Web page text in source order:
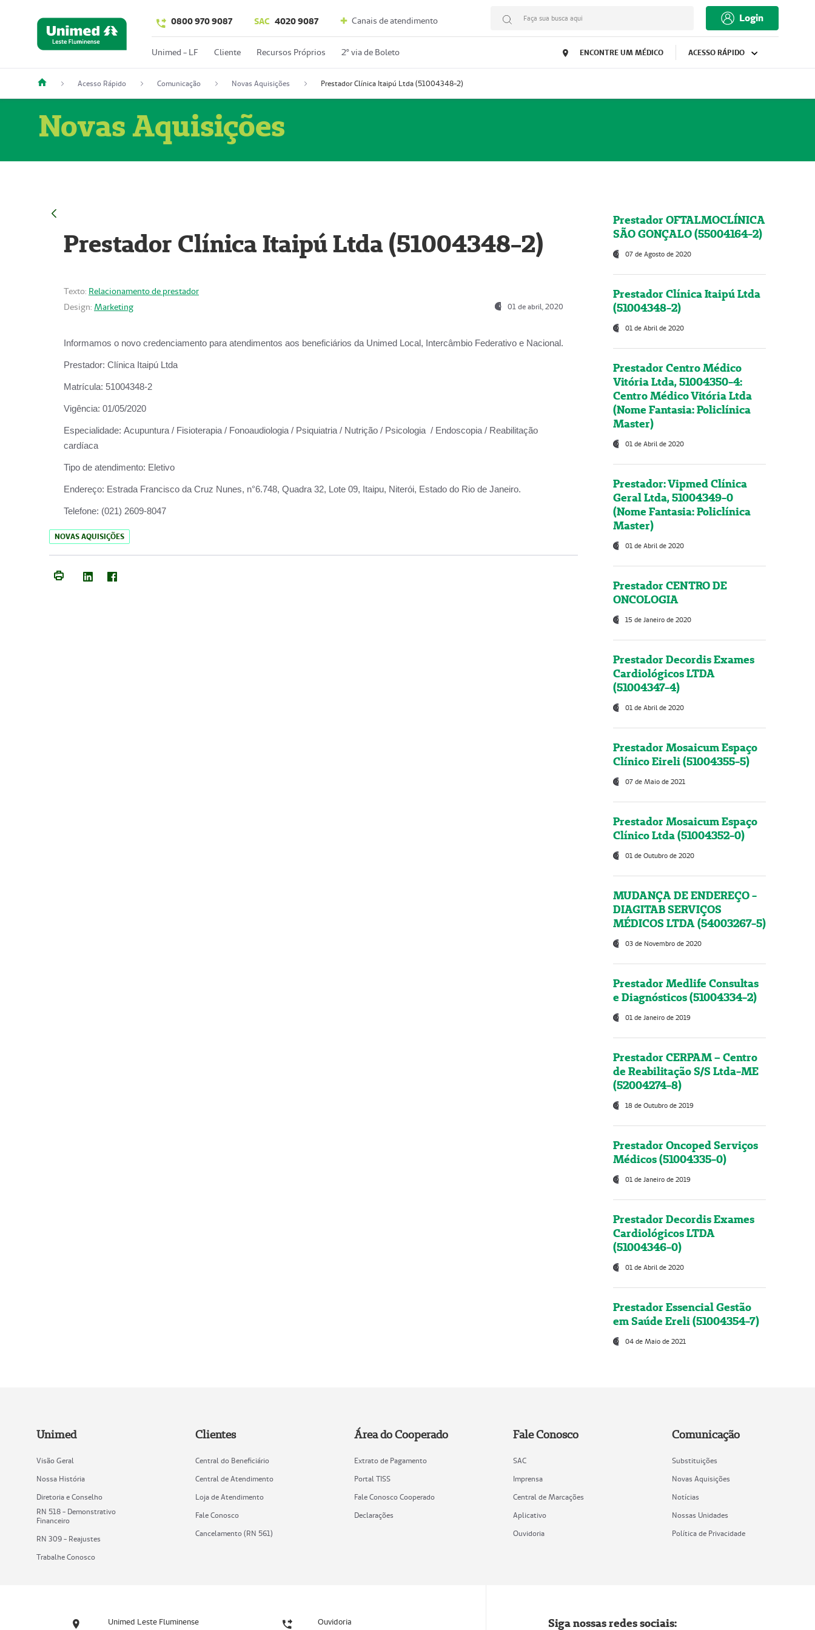
0800 970 9087 SAC 4020 9087 Canais de atendimento Faça sua busca aqui Login
Unimed - LF Cliente Recursos Próprios 2º via de Boleto ENCONTRE UM MÉDICO ACESSO RÁPIDO
Acesso Rápido Comunicação Novas Aquisições Prestador Clínica Itaipú Ltda (51004348-2)
Novas Aquisições
Prestador Clínica Itaipú Ltda (51004348-2)
Texto: Relacionamento de prestador
Design: Marketing 01 de abril, 2020
Informamos o novo credenciamento para atendimentos aos beneficiários da Unimed Local, Intercâmbio Federativo e Nacional.
Prestador: Clínica Itaipú Ltda
Matrícula: 51004348-2
Vigência: 01/05/2020
Especialidade: Acupuntura / Fisioterapia / Fonoaudiologia / Psiquiatria / Nutrição / Psicologia / Endoscopia / Reabilitação
cardíaca
Tipo de atendimento: Eletivo
Endereço: Estrada Francisco da Cruz Nunes, n°6.748, Quadra 32, Lote 09, Itaipu, Niterói, Estado do Rio de Janeiro.
Telefone: (021) 2609-8047
NOVAS AQUISIÇÕES
Prestador OFTALMOCLÍNICA
SÃO GONÇALO (55004164-2)
07 de Agosto de 2020
Prestador Clínica Itaipú Ltda
(51004348-2)
01 de Abril de 2020
Prestador Centro Médico
Vitória Ltda, 51004350-4:
Centro Médico Vitória Ltda
(Nome Fantasia: Policlínica
Master)
01 de Abril de 2020
Prestador: Vipmed Clínica
Geral Ltda, 51004349-0
(Nome Fantasia: Policlínica
Master)
01 de Abril de 2020
Prestador CENTRO DE
ONCOLOGIA
15 de Janeiro de 2020
Prestador Decordis Exames
Cardiológicos LTDA
(51004347-4)
01 de Abril de 2020
Prestador Mosaicum Espaço
Clínico Eireli (51004355-5)
07 de Maio de 2021
Prestador Mosaicum Espaço
Clínico Ltda (51004352-0)
01 de Outubro de 2020
MUDANÇA DE ENDEREÇO -
DIAGITAB SERVIÇOS
MÉDICOS LTDA (54003267-5)
03 de Novembro de 2020
Prestador Medlife Consultas
e Diagnósticos (51004334-2)
01 de Janeiro de 2019
Prestador CERPAM – Centro
de Reabilitação S/S Ltda-ME
(52004274-8)
18 de Outubro de 2019
Prestador Oncoped Serviços
Médicos (51004335-0)
01 de Janeiro de 2019
Prestador Decordis Exames
Cardiológicos LTDA
(51004346-0)
01 de Abril de 2020
Prestador Essencial Gestão
em Saúde Ereli (51004354-7)
04 de Maio de 2021
Unimed
Visão Geral
Nossa História
Diretoria e Conselho
RN 518 - Demonstrativo
Financeiro
RN 309 - Reajustes
Trabalhe Conosco
Clientes
Central do Beneficiário
Central de Atendimento
Loja de Atendimento
Fale Conosco
Cancelamento (RN 561)
Área do Cooperado
Extrato de Pagamento
Portal TISS
Fale Conosco Cooperado
Declarações
Fale Conosco
SAC
Imprensa
Central de Marcações
Aplicativo
Ouvidoria
Comunicação
Substituições
Novas Aquisições
Notícias
Nossas Unidades
Política de Privacidade
Unimed Leste Fluminense Ouvidoria Siga nossas redes sociais: